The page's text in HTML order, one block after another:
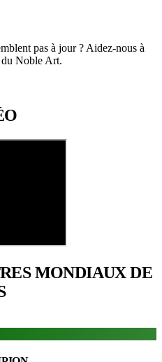
pas à jour ? Aidez-nous à
Noble Art.
MONDIAUX DE